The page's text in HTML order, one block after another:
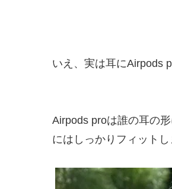
いえ、実は耳にAirpods
Airpods proは誰の耳の
にはしっかりフィットし